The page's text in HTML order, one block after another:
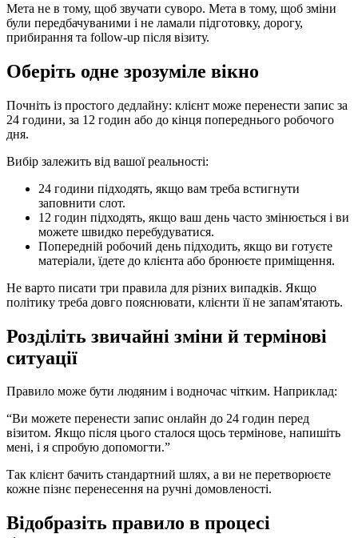
Мета не в тому, щоб звучати суворо. Мета в тому, щоб зміни
були передбачуваними і не ламали підготовку, дорогу,
прибирання та follow-up після візиту.
Оберіть одне зрозуміле вікно
Почніть із простого дедлайну: клієнт може перенести запис за
24 години, за 12 годин або до кінця попереднього робочого
дня.
Вибір залежить від вашої реальності:
24 години підходять, якщо вам треба встигнути
заповнити слот.
12 годин підходять, якщо ваш день часто змінюється і ви
можете швидко перебудуватися.
Попередній робочий день підходить, якщо ви готуєте
матеріали, їдете до клієнта або бронюєте приміщення.
Не варто писати три правила для різних випадків. Якщо
політику треба довго пояснювати, клієнти її не запам'ятають.
Розділіть звичайні зміни й термінові
ситуації
Правило може бути людяним і водночас чітким. Наприклад:
“Ви можете перенести запис онлайн до 24 годин перед
візитом. Якщо після цього сталося щось термінове, напишіть
мені, і я спробую допомогти.”
Так клієнт бачить стандартний шлях, а ви не перетворюєте
кожне пізнє перенесення на ручні домовленості.
Відобразіть правило в процесі